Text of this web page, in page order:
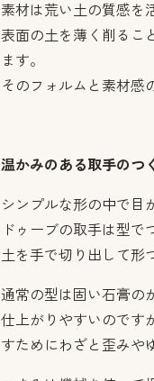
素材は荒い土の質感を
表面の土を薄く削るこ
ます。
そのフォルムと素材感
温かみのある取手のつ
シンプルな形の中で目
ドゥーブの取手は型
土を手で切り出して形
通常の型は固い石膏の
仕上がりやすいのです
すためにわざと歪みや